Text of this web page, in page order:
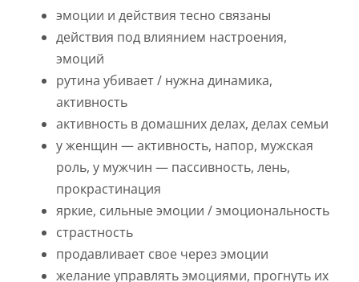
эмоции и действия тесно связаны
действия под влиянием настроения,
эмоций
рутина убивает / нужна динамика,
активность
активность в домашних делах, делах семьи
у женщин — активность, напор, мужская
роль, у мужчин — пассивность, лень,
прокрастинация
яркие, сильные эмоции / эмоциональность
страстность
продавливает свое через эмоции
желание управлять эмоциями, прогнуть их